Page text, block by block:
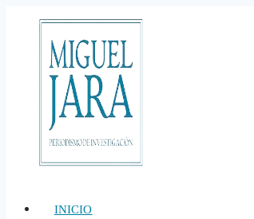
contenido
INICIO